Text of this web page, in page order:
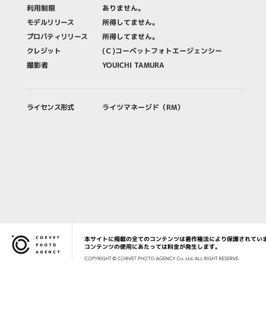
利用制限
ありません。
モデルリリース
所得してません。
プロパティリリース
所得してません。
クレジット
(Ｃ)コーベットフォトエージェンシー
撮影者
YOUICHI TAMURA
ライセンス形式 ライツマネージド（RM）
Corvet Photo Agency
本サイトに掲載の全てのコンテンツは著作権法により保護されてい
コンテンツの使用にあたっては料金が発生します。